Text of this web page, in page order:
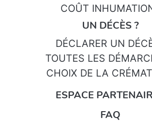
COÛT
UN DÉCÈS ?
DÉCLARER UN
TOUTES LES
CHOIX DE LA
ESPACE
FAQ